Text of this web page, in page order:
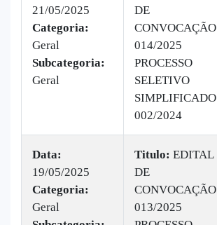
21/05/2025
Categoria:
Geral
Subcategoria:
Geral
DE
CONVOCAÇÃO
014/2025
PROCESSO
SELETIVO
SIMPLIFICADO
002/2024
Data:
19/05/2025
Categoria:
Geral
Titulo: EDITAL
DE
CONVOCAÇÃO
013/2025